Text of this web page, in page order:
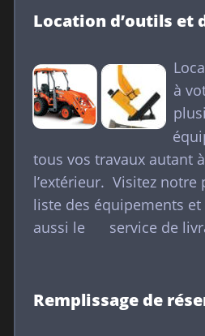
Location d’outils et
à
tous vos travaux autant à
l’extérieur.  Visitez notre
liste des équipements
aussi le      service de
Remplissage de